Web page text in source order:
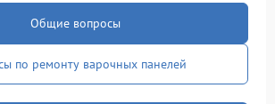
Общие вопросы
по ремонту варочных панелей